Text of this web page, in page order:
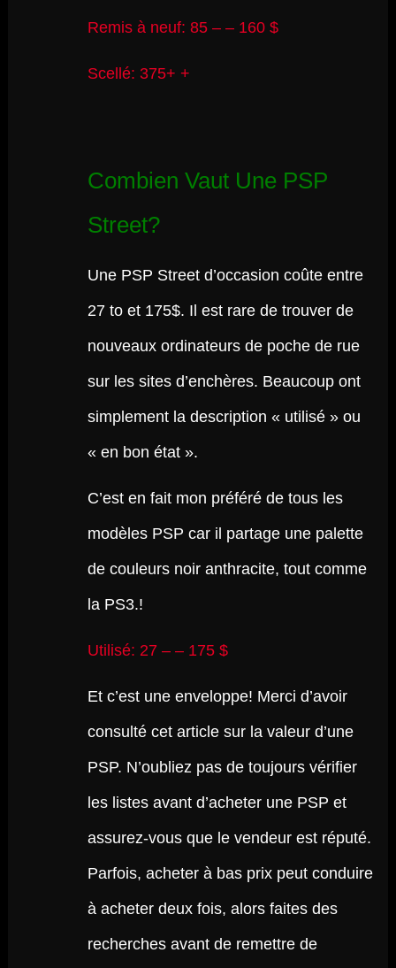
Remis à neuf: 85 – – 160 $
Scellé: 375+ +
Combien Vaut Une PSP
Street?
Une PSP Street d’occasion coûte entre
27 to et 175$. Il est rare de trouver de
nouveaux ordinateurs de poche de rue
sur les sites d’enchères. Beaucoup ont
simplement la description « utilisé » ou
« en bon état ».
C’est en fait mon préféré de tous les
modèles PSP car il partage une palette
de couleurs noir anthracite, tout comme
la PS3.!
Utilisé: 27 – – 175 $
Et c’est une enveloppe! Merci d’avoir
consulté cet article sur la valeur d’une
PSP. N’oubliez pas de toujours vérifier
les listes avant d’acheter une PSP et
assurez-vous que le vendeur est réputé.
Parfois, acheter à bas prix peut conduire
à acheter deux fois, alors faites des
recherches avant de remettre de